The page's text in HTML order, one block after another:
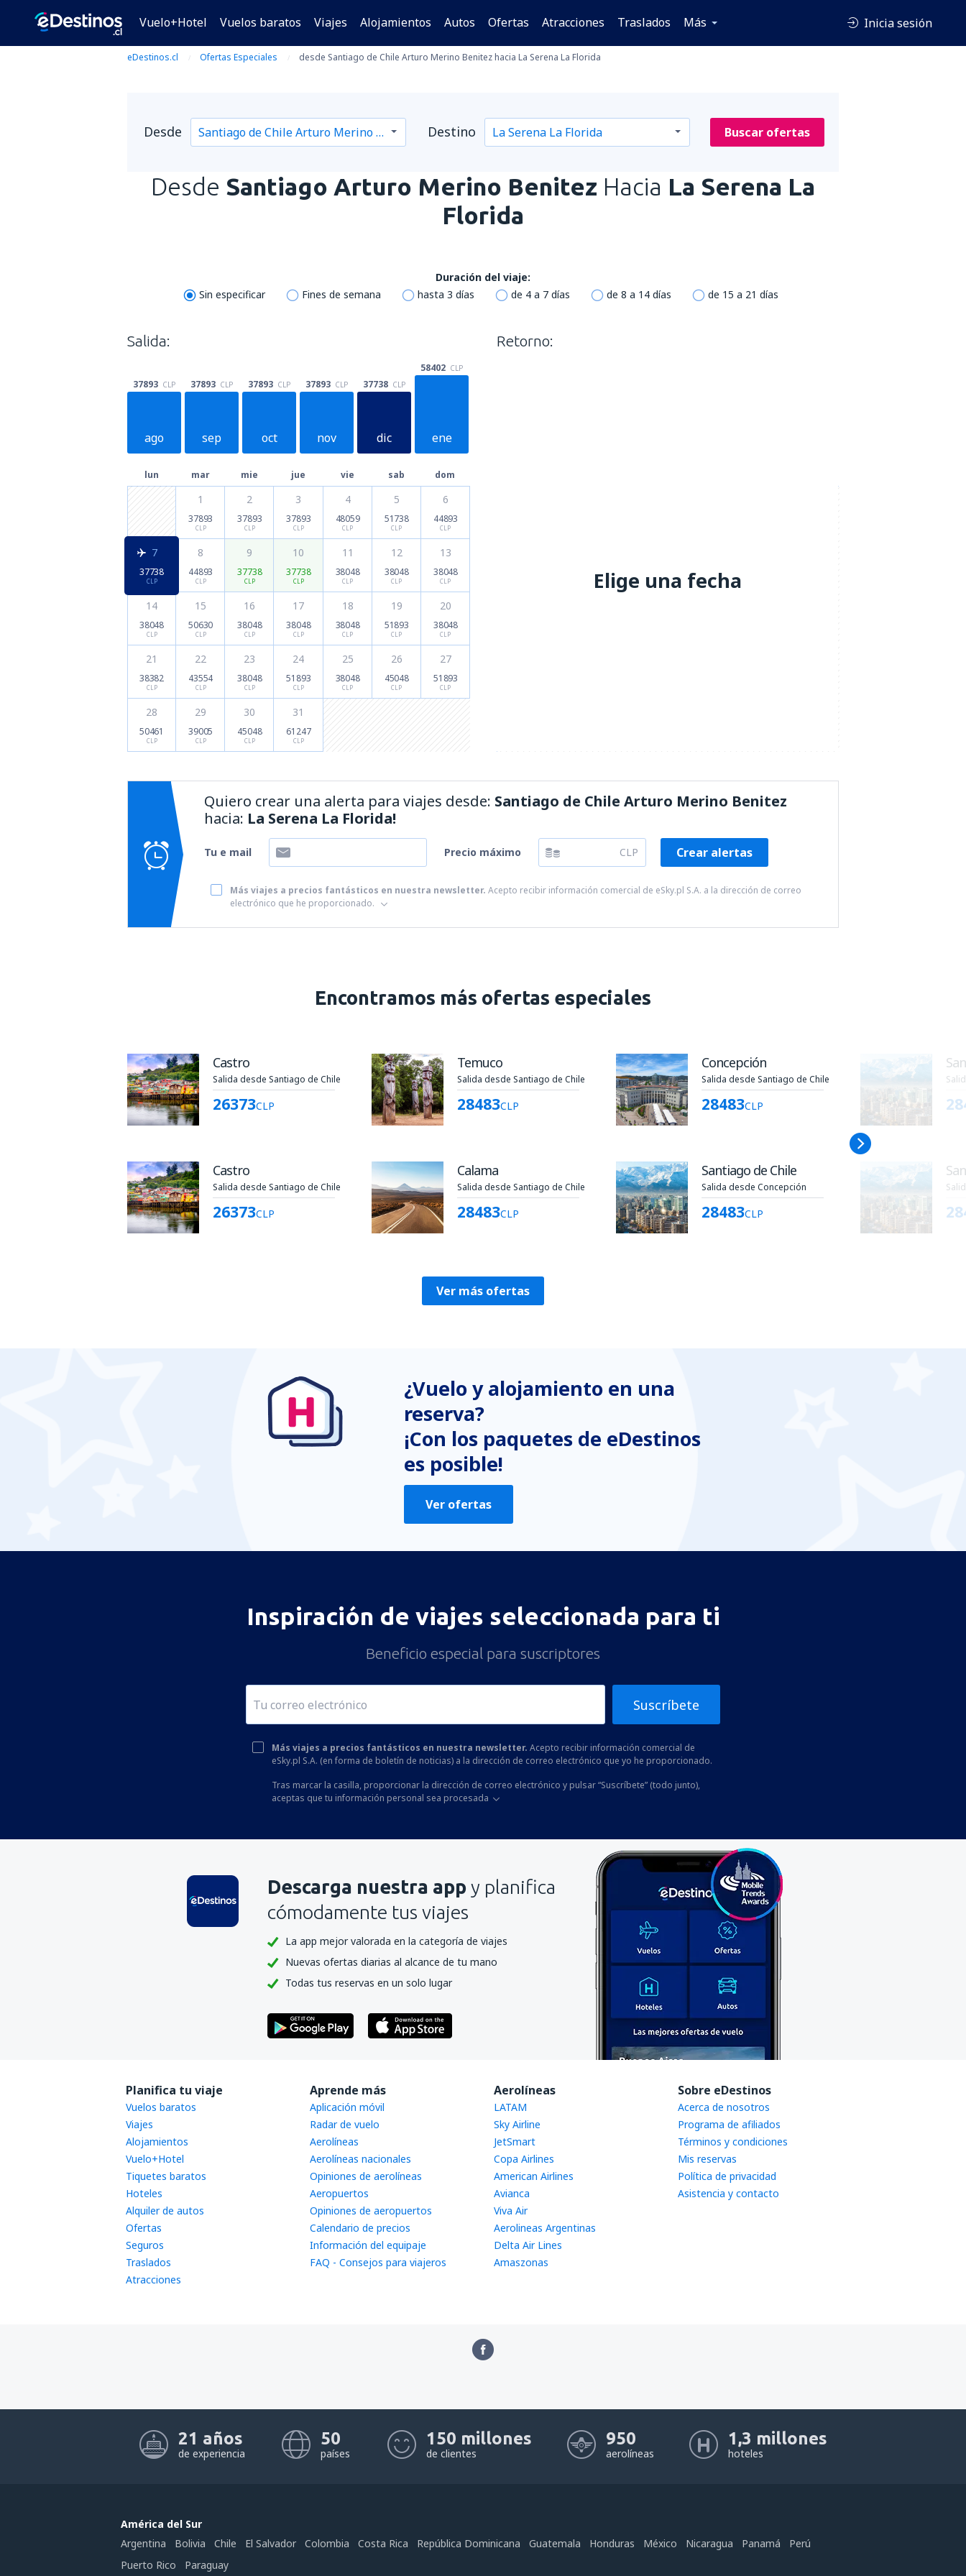
Vuelo+Hotel Vuelos baratos Viajes Alojamientos Autos Ofertas Atracciones Traslados Más Inicia sesión
eDestinos.cl Ofertas Especiales desde Santiago de Chile Arturo Merino Benitez hacia La Serena La Florida
Desde Destino Buscar ofertas
Desde Santiago Arturo Merino Benitez Hacia La Serena La
Florida
Duración del viaje:
Sin especificar
Fines de semana hasta 3 días de 4 a 7 días de 8 a 14 días de 15 a 21 días
Salida:
ago
37893 CLP
sep
37893 CLP
oct
37893 CLP
nov
37893 CLP
dic
37738 CLP
ene
58402 CLP
lun mar mie jue vie sab dom
1
37893
CLP
2
37893
CLP
3
37893
CLP
4
48059
CLP
5
51738
CLP
6
44893
CLP
7
37738
CLP
8
44893
CLP
9
37738
CLP
10
37738
CLP
11
38048
CLP
12
38048
CLP
13
38048
CLP
14
38048
CLP
15
50630
CLP
16
38048
CLP
17
38048
CLP
18
38048
CLP
19
51893
CLP
20
38048
CLP
21
38382
CLP
22
43554
CLP
23
38048
CLP
24
51893
CLP
25
38048
CLP
26
45048
CLP
27
51893
CLP
28
50461
CLP
29
39005
CLP
30
45048
CLP
31
61247
CLP
Retorno:
Elige una fecha
Quiero crear una alerta para viajes desde: Santiago de Chile Arturo Merino Benitez
hacia: La Serena La Florida!
Tu e mail Precio máximo CLP Crear alertas
Más viajes a precios fantásticos en nuestra newsletter. Acepto recibir información comercial de eSky.pl S.A. a la dirección de correo
electrónico que he proporcionado.
Encontramos más ofertas especiales
Castro
Salida desde Santiago de Chile
26373CLP
Castro
Salida desde Santiago de Chile
26373CLP
Temuco
Salida desde Santiago de Chile
28483CLP
Calama
Salida desde Santiago de Chile
28483CLP
Concepción
Salida desde Santiago de Chile
28483CLP
Santiago de Chile
Salida desde Concepción
28483CLP
Ver más ofertas
¿Vuelo y alojamiento en una
reserva?
¡Con los paquetes de eDestinos
es posible!
Ver ofertas
Inspiración de viajes seleccionada para ti
Beneficio especial para suscriptores
Suscríbete
Más viajes a precios fantásticos en nuestra newsletter. Acepto recibir información comercial de
eSky.pl S.A. (en forma de boletín de noticias) a la dirección de correo electrónico que yo he proporcionado.
Tras marcar la casilla, proporcionar la dirección de correo electrónico y pulsar “Suscríbete” (todo junto),
aceptas que tu información personal sea procesada
Descarga nuestra app y planifica
cómodamente tus viajes
La app mejor valorada en la categoría de viajes
Nuevas ofertas diarias al alcance de tu mano
Todas tus reservas en un solo lugar
Planifica tu viaje
Vuelos baratos
Viajes
Alojamientos
Vuelo+Hotel
Tiquetes baratos
Hoteles
Alquiler de autos
Ofertas
Seguros
Traslados
Atracciones
Aprende más
Aplicación móvil
Radar de vuelo
Aerolíneas
Aerolíneas nacionales
Opiniones de aerolíneas
Aeropuertos
Opiniones de aeropuertos
Calendario de precios
Información del equipaje
FAQ - Consejos para viajeros
Aerolíneas
LATAM
Sky Airline
JetSmart
Copa Airlines
American Airlines
Avianca
Viva Air
Aerolineas Argentinas
Delta Air Lines
Amaszonas
Sobre eDestinos
Acerca de nosotros
Programa de afiliados
Términos y condiciones
Mis reservas
Política de privacidad
Asistencia y contacto
21 años
de experiencia
50
países
150 millones
de clientes
950
aerolíneas
1,3 millones
hoteles
América del Sur
Argentina
Bolivia Chile El Salvador Colombia Costa Rica República Dominicana Guatemala Honduras México Nicaragua Panamá
Perú
Puerto Rico
Paraguay